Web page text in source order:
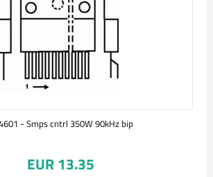
- Smps cntrl 350W 90kHz bip
EUR 13.35